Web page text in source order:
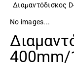
Διαμαντόδισκος
No images...
400mm/